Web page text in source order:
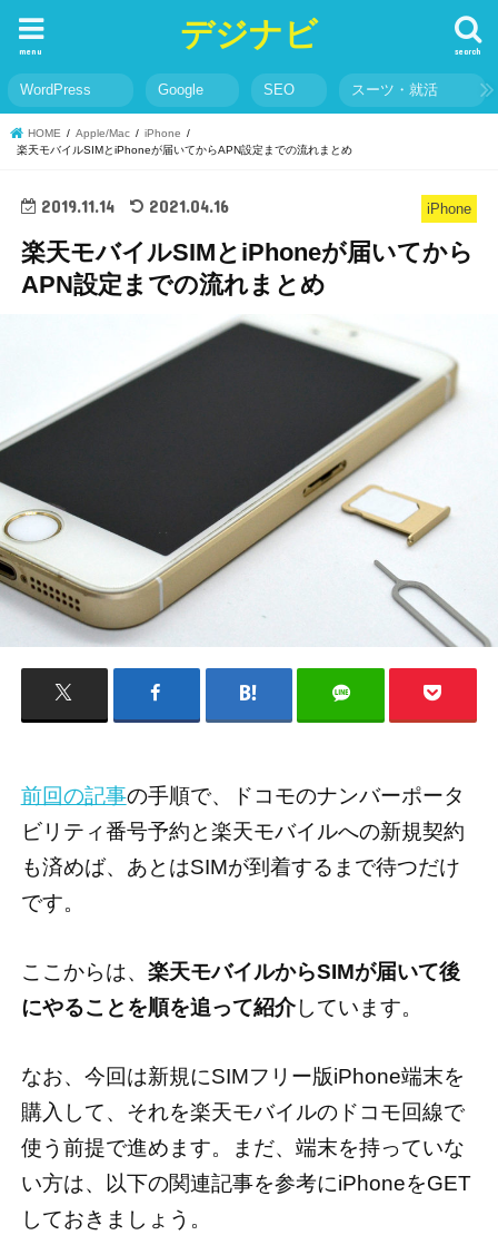
デジナビ search
menu
WordPress Google SEO スーツ・就活
HOME Apple/Mac
iPhone
楽天モバイルSIMとiPhoneが届いてからAPN設定までの流れまとめ
iPhone
2019.11.14 2021.04.16
楽天モバイルSIMとiPhoneが届いてから
APN設定までの流れまとめ
前回の記事の手順で、ドコモのナンバーポータ
ビリティ番号予約と楽天モバイルへの新規契約
も済めば、あとはSIMが到着するまで待つだけ
です。
ここからは、 楽天モバイルからSIMが届いて後
にやることを順を追って紹介しています。
なお、今回は新規にSIMフリー版iPhone端末を
購入して、それを楽天モバイルのドコモ回線で
使う前提で進めます。まだ、端末を持っていな
い方は、以下の関連記事を参考にiPhoneをGET
しておきましょう。